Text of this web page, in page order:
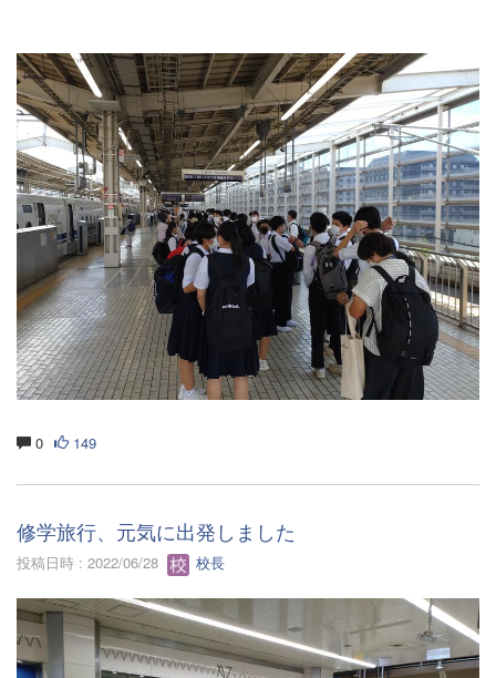
0 149
修学旅行、元気に出発しました
投稿日時 : 2022/06/28 校長